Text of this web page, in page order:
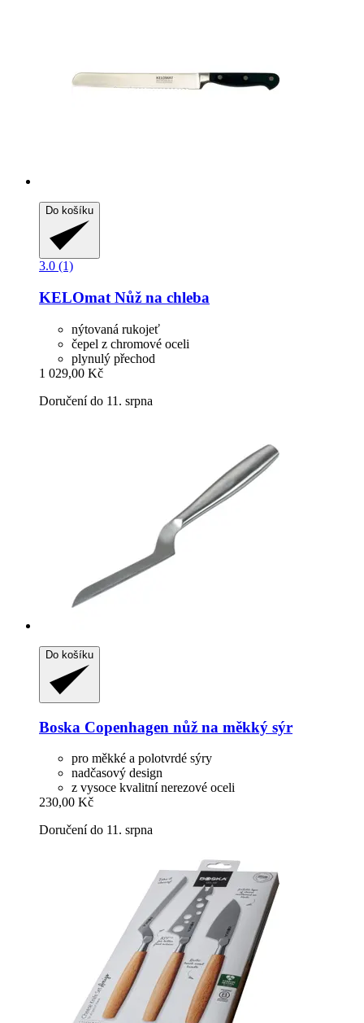
Do košíku
3.0 (1)
KELOmat Nůž na chleba
nýtovaná rukojeť
čepel z chromové oceli
plynulý přechod
1 029,00 Kč
Doručení do 11. srpna
Do košíku
Boska Copenhagen nůž na měkký sýr
pro měkké a polotvrdé sýry
nadčasový design
z vysoce kvalitní nerezové oceli
230,00 Kč
Doručení do 11. srpna